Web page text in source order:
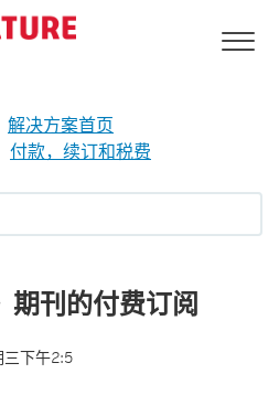
解决方案首页
付款，续订和税费
期刊的付费订阅
下午2:5